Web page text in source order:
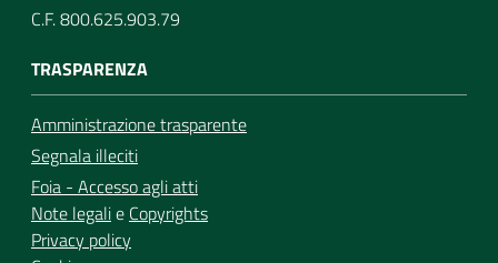
C.F. 800.625.903.79
TRASPARENZA
Amministrazione trasparente
Segnala illeciti
Foia - Accesso agli atti
Note legalie Copyrights
Privacy policy